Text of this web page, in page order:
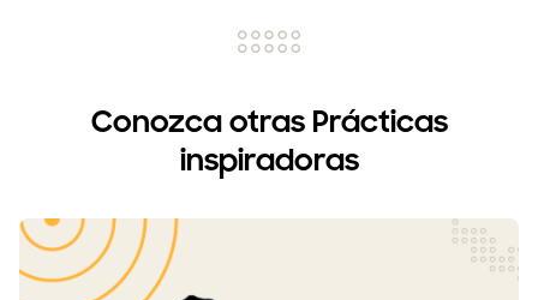
Conozca otras Prácticas
inspiradoras